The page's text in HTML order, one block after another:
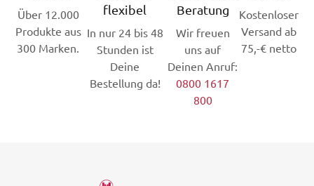
Über 12.000
Produkte aus
300 Marken.
flexibel
In nur 24 bis 48
Stunden ist
Deine
Bestellung da!
Beratung
Wir freuen
uns auf
Deinen Anruf:
0800 1617
800
Kostenloser
Versand ab
75,-€ netto